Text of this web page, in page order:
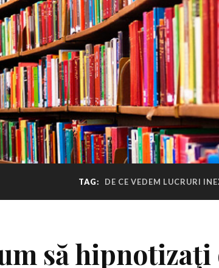
TAG: DE CE VEDEM LUCRURI
să hipnotizaţi